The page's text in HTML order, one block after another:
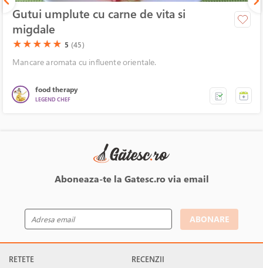
Gutui umplute cu carne de vita si
migdale
(*)
★(*)
★(*)
★(*)
★(*)
★ 5 (45)
Mancare aromata cu influente orientale.
food therapy
LEGEND CHEF
Aboneaza-te la Gatesc.ro via email
ABONARE
RETETE
RECENZII